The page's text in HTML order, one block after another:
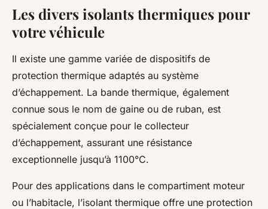
Les divers isolants thermiques pour
votre véhicule
Il existe une gamme variée de dispositifs de
protection thermique adaptés au système
d’échappement. La bande thermique, également
connue sous le nom de gaine ou de ruban, est
spécialement conçue pour le collecteur
d’échappement, assurant une résistance
exceptionnelle jusqu’à 1100°C.
Pour des applications dans le compartiment moteur
ou l’habitacle, l’isolant thermique offre une protection